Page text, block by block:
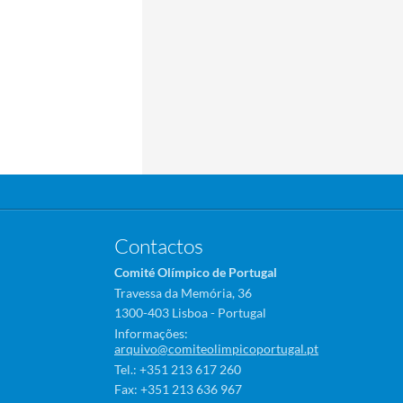
Contactos
Comité Olímpico de Portugal
Travessa da Memória, 36
1300-403 Lisboa - Portugal
Informações:
arquivo@comiteolimpicoportugal.pt
Tel.: +351 213 617 260
Fax: +351 213 636 967